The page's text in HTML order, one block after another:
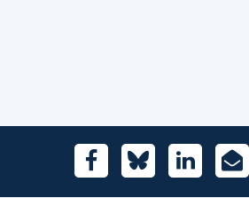
FacebookBlueskyLinkedIn
E-